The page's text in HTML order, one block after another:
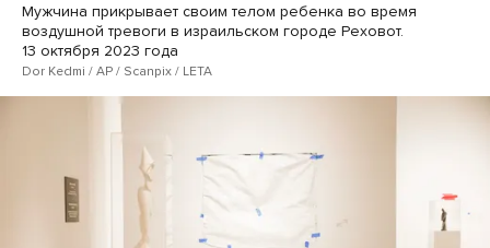
Мужчина прикрывает своим телом ребенка во время
воздушной тревоги в израильском городе Реховот.
13 октября 2023 года
Dor Kedmi / AP / Scanpix / LETA